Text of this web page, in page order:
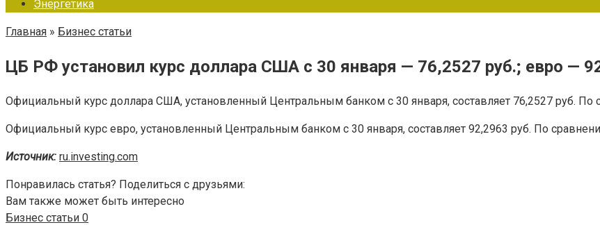
Энергетика
Главная » Бизнес статьи
ЦБ РФ установил курс доллара США с 30 января — 76,2527 руб.; евро —
Официальный курс доллара США, установленный Центральным банком с 30 января, составляет 76,2527 руб.
Официальный курс евро, установленный Центральным банком с 30 января, составляет 92,2963 руб. По
Источник: ru.investing.com
Понравилась статья? Поделиться с друзьями:
Вам также может быть интересно
Бизнес статьи 0